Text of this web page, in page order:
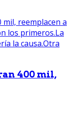
400 mil,